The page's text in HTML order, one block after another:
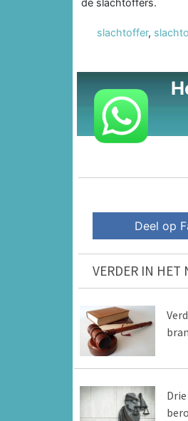
slachtoffer,
Deel op
VERDER IN HET